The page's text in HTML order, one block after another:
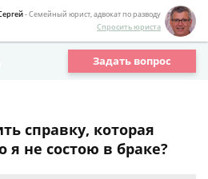
- Семейный юрист, адвокат по разводу
Спросить юриста
Задать вопрос
справку, которая
я не состою в браке?